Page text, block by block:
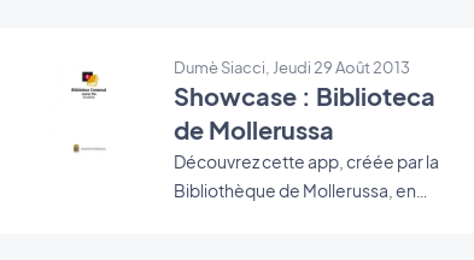
Dumè Siacci, Jeudi 29 Août 2013
Showcase : Biblioteca
de Mollerussa
Découvrez cette app, créée par la
Bibliothèque de Mollerussa, en